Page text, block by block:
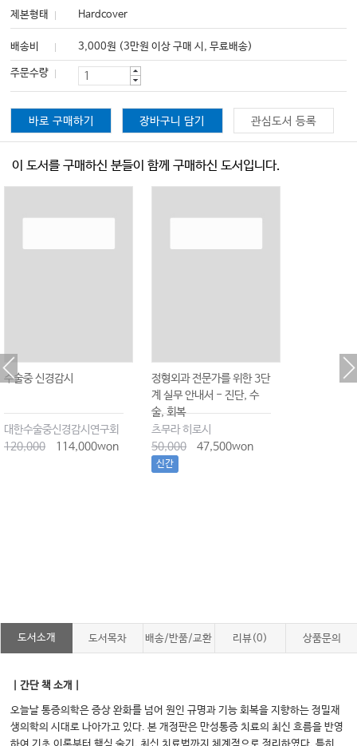
제본형태
Hardcover
배송비 3,000원 (3만원 이상 구매 시, 무료배송)
주문수량
바로 구매하기 장바구니 담기 관심도서 등록
이 도서를 구매하신 분들이 함께 구매하신 도서입니다.
수술중 신경감시
대한수술중신경감시연구회
120,000
114,000won
정형외과 전문가를 위한 3단
계 실무 안내서 - 진단, 수
술, 회복
츠무라 히로시
50,000
47,500won
신간
도서소개 도서목차 배송/반품/교환 리뷰(0) 상품문의
｜간단 책 소개｜
오늘날 통증의학은 증상 완화를 넘어 원인 규명과 기능 회복을 지향하는 정밀재
생의학의 시대로 나아가고 있다. 본 개정판은 만성통증 치료의 최신 흐름을 반영